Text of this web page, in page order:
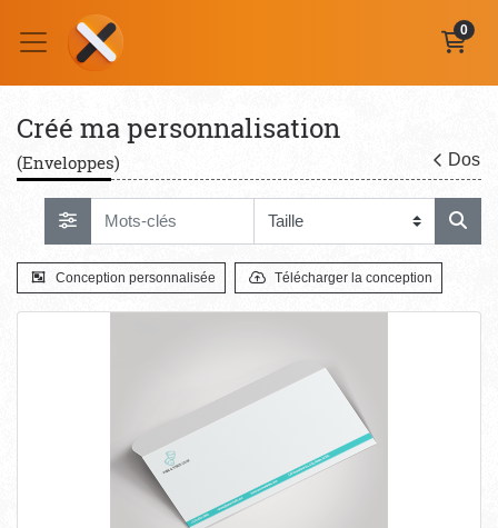
0
Créé ma personnalisation
(Enveloppes) Dos
Conception personnalisée Télécharger la conception